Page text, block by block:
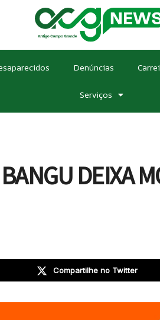
Denúncias
Serviços
DEIXA
Compartilhe no Twitter